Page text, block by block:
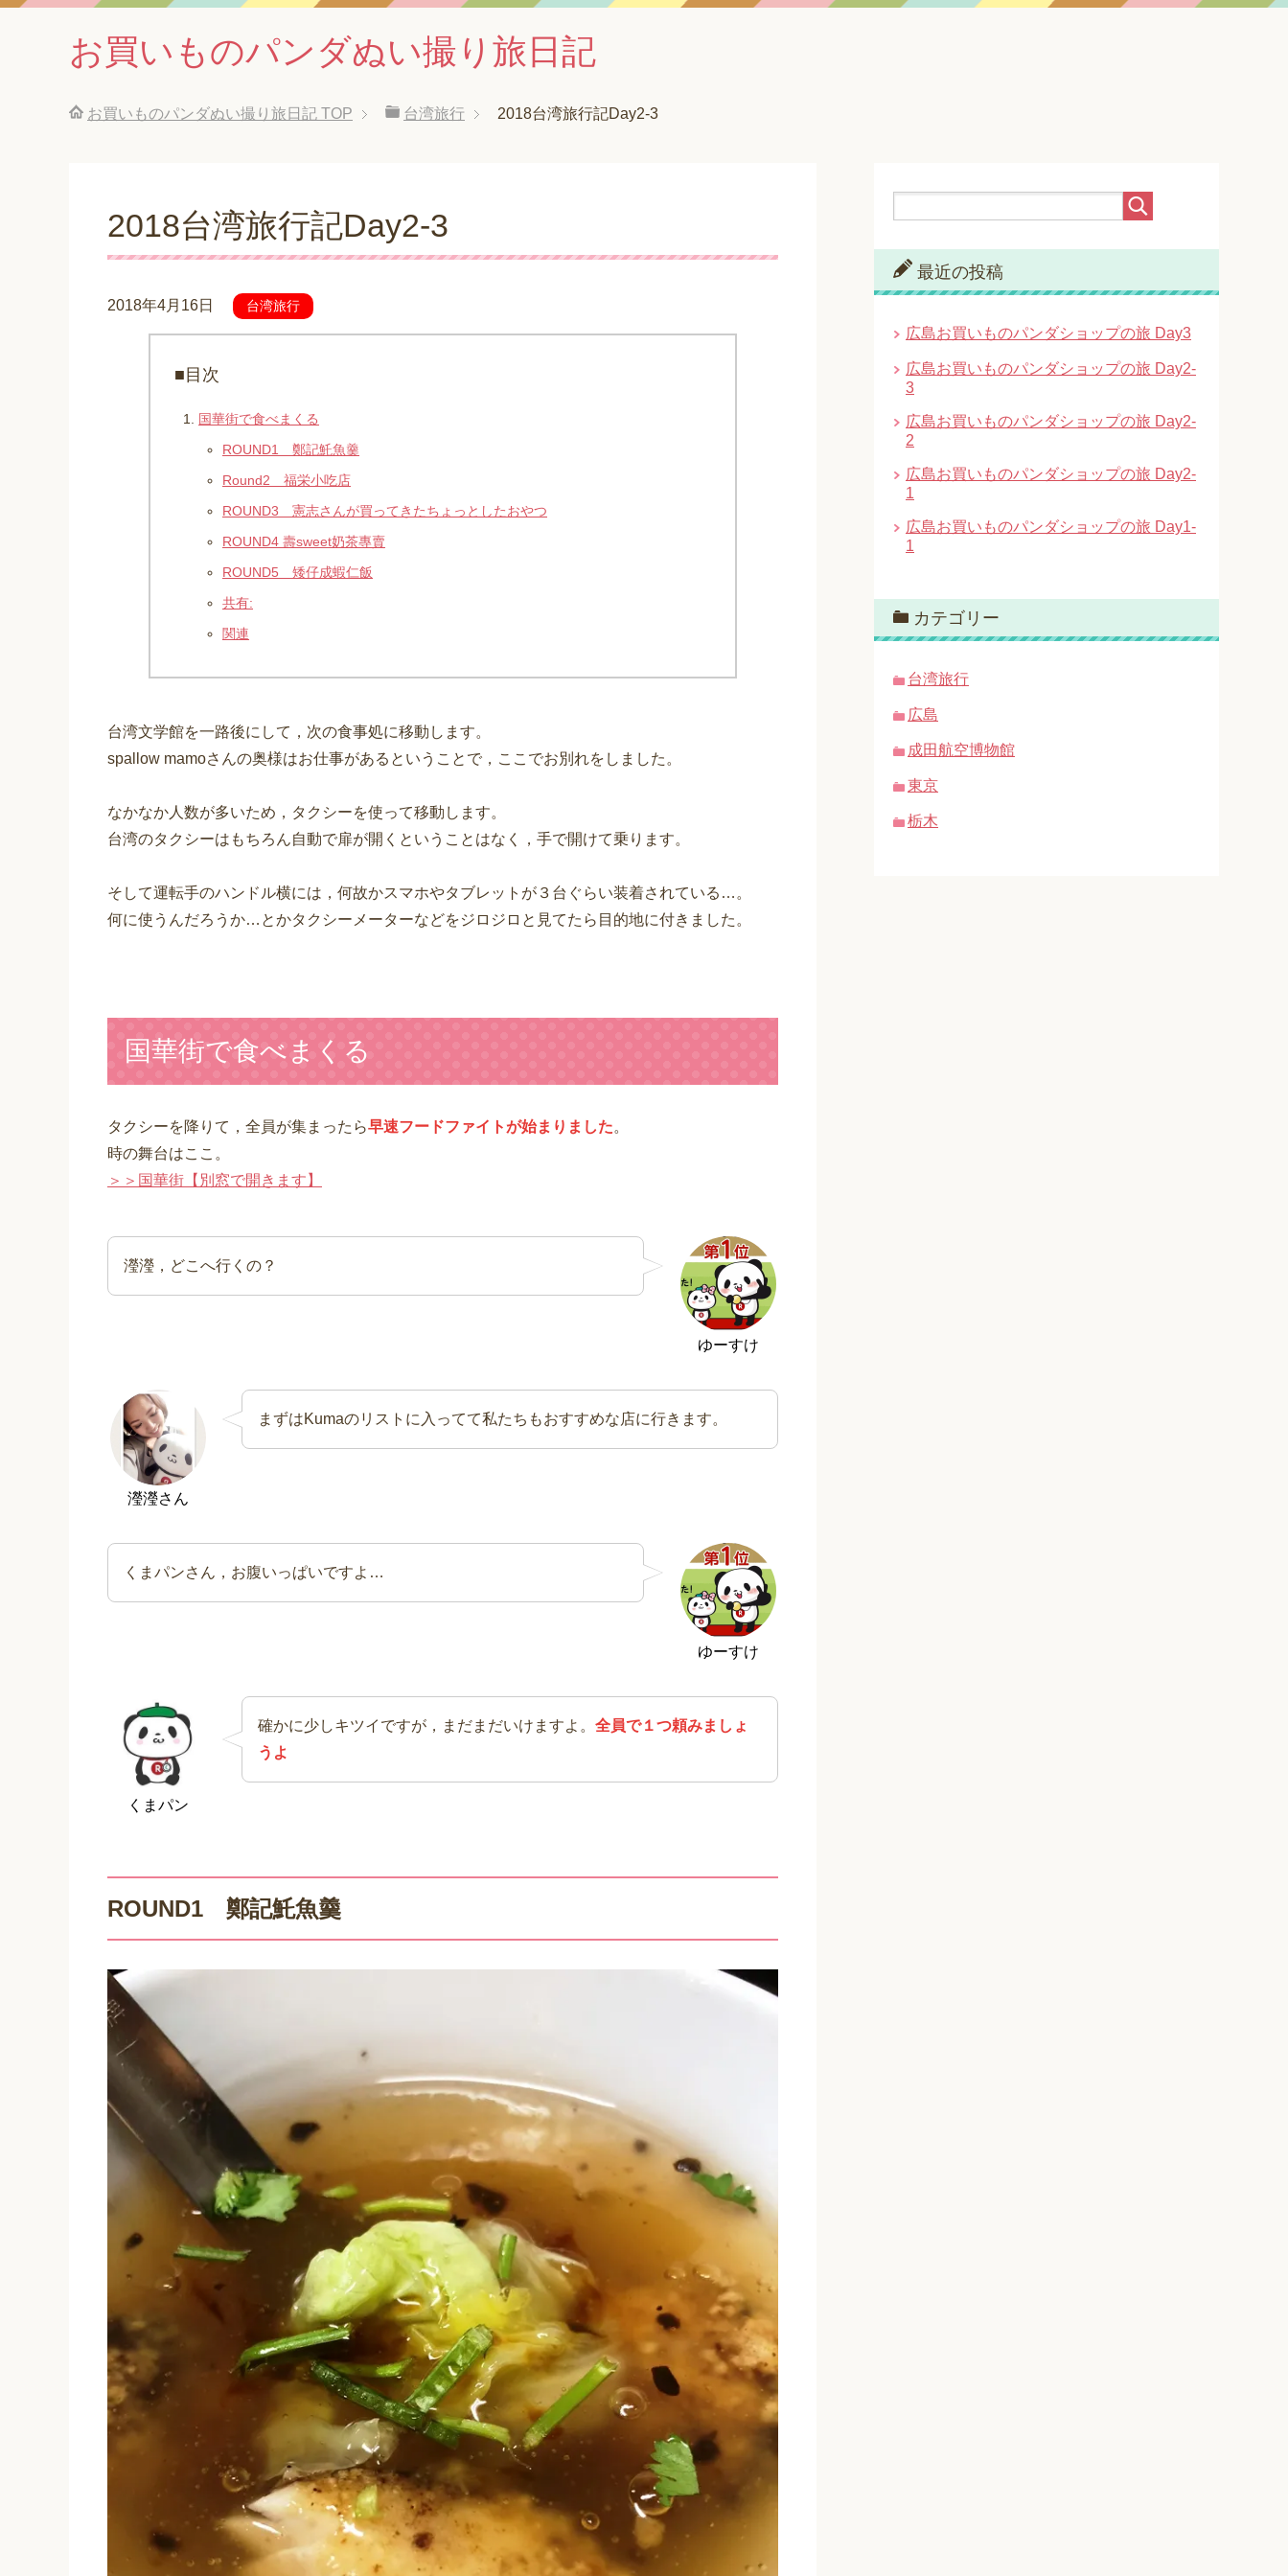
お買いものパンダぬい撮り旅日記
お買いものパンダぬい撮り旅日記 TOP 台湾旅行 2018台湾旅行記Day2-3
2018台湾旅行記Day2-3
2018年4月16日 台湾旅行
■目次
国華街で食べまくる
ROUND1 鄭記魠魚羹
Round2 福栄小吃店
ROUND3 憲志さんが買ってきたちょっとしたおやつ
ROUND4 壽sweet奶茶專賣
ROUND5 矮仔成蝦仁飯
共有:
関連
台湾文学館を一路後にして，次の食事処に移動します。
spallow mamoさんの奥様はお仕事があるということで，ここでお別れをしました。
なかなか人数が多いため，タクシーを使って移動します。
台湾のタクシーはもちろん自動で扉が開くということはなく，手で開けて乗ります。
そして運転手のハンドル横には，何故かスマホやタブレットが３台ぐらい装着されている…。
何に使うんだろうか…とかタクシーメーターなどをジロジロと見てたら目的地に付きました。
国華街で食べまくる
タクシーを降りて，全員が集まったら早速フードファイトが始まりました。
時の舞台はここ。
＞＞国華街【別窓で開きます】
ゆーすけ
瀅瀅，どこへ行くの？
瀅瀅さん
まずはKumaのリストに入ってて私たちもおすすめな店に行きます。
ゆーすけ
くまパンさん，お腹いっぱいですよ…
くまパン
確かに少しキツイですが，まだまだいけますよ。 全員で１つ頼みましょ
うよ
ROUND1 鄭記魠魚羹
最近の投稿
広島お買いものパンダショップの旅 Day3
広島お買いものパンダショップの旅 Day2-
3
広島お買いものパンダショップの旅 Day2-
2
広島お買いものパンダショップの旅 Day2-
1
広島お買いものパンダショップの旅 Day1-
1
カテゴリー
台湾旅行
広島
成田航空博物館
東京
栃木